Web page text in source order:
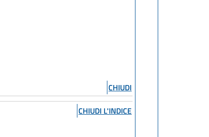
CHIUDI
CHIUDI L'INDICE